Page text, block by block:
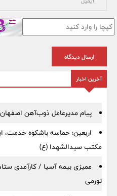
ارسال دیدگاه
آخرین اخبار
پیام مدیرعامل ذوب‌آهن
اربعین؛ حماسه باشکوه خدمت،
مکتب سیدالشهدا (ع)
ممیزی بیمه آسیا / کارآمدی
تورمی